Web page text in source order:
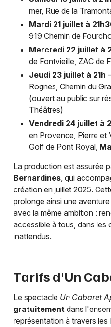
mer, Rue de la
Mardi 21 juillet à
919 Chemin de
Mercredi 22 juillet à
de Fontvieille, ZAC de
Jeudi 23 juillet à 21h
Rognes, Chemin du
(ouvert au public sur
Théâtres)
Vendredi 24 juillet à
en Provence, Pierre et
Golf de Pont Royal,
La production est assurée
Bernardines, qui
création en juillet 2025.
prolonge ainsi une
avec la même ambition :
accessible à tous, dans les
inattendus.
Tarifs d'Un
Le spectacle Un Cabaret
gratuitement dans
représentation à travers